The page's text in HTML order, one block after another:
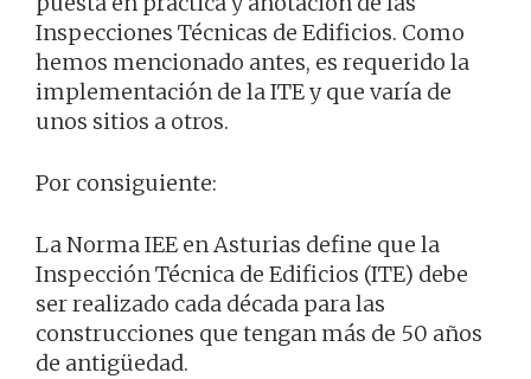
Inspecciones Técnicas de Edificios. Como
hemos mencionado antes, es requerido la
implementación de la ITE y que varía de
unos sitios a otros.
Por consiguiente:
La Norma IEE en Asturias define que la
Inspección Técnica de Edificios (ITE) debe
ser realizado cada década para las
construcciones que tengan más de 50 años
de antigüedad.